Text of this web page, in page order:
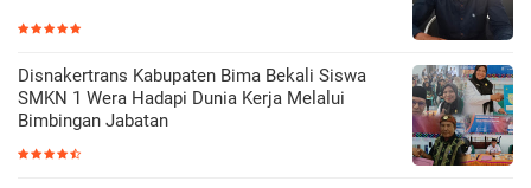
Disnakertrans Kabupaten Bima Bekali Siswa
SMKN 1 Wera Hadapi Dunia Kerja Melalui
Bimbingan Jabatan